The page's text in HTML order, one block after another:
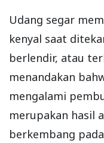
Udang segar
kenyal saat
berlendir, atau
menandakan
mengalami
merupakan hasil
berkembang